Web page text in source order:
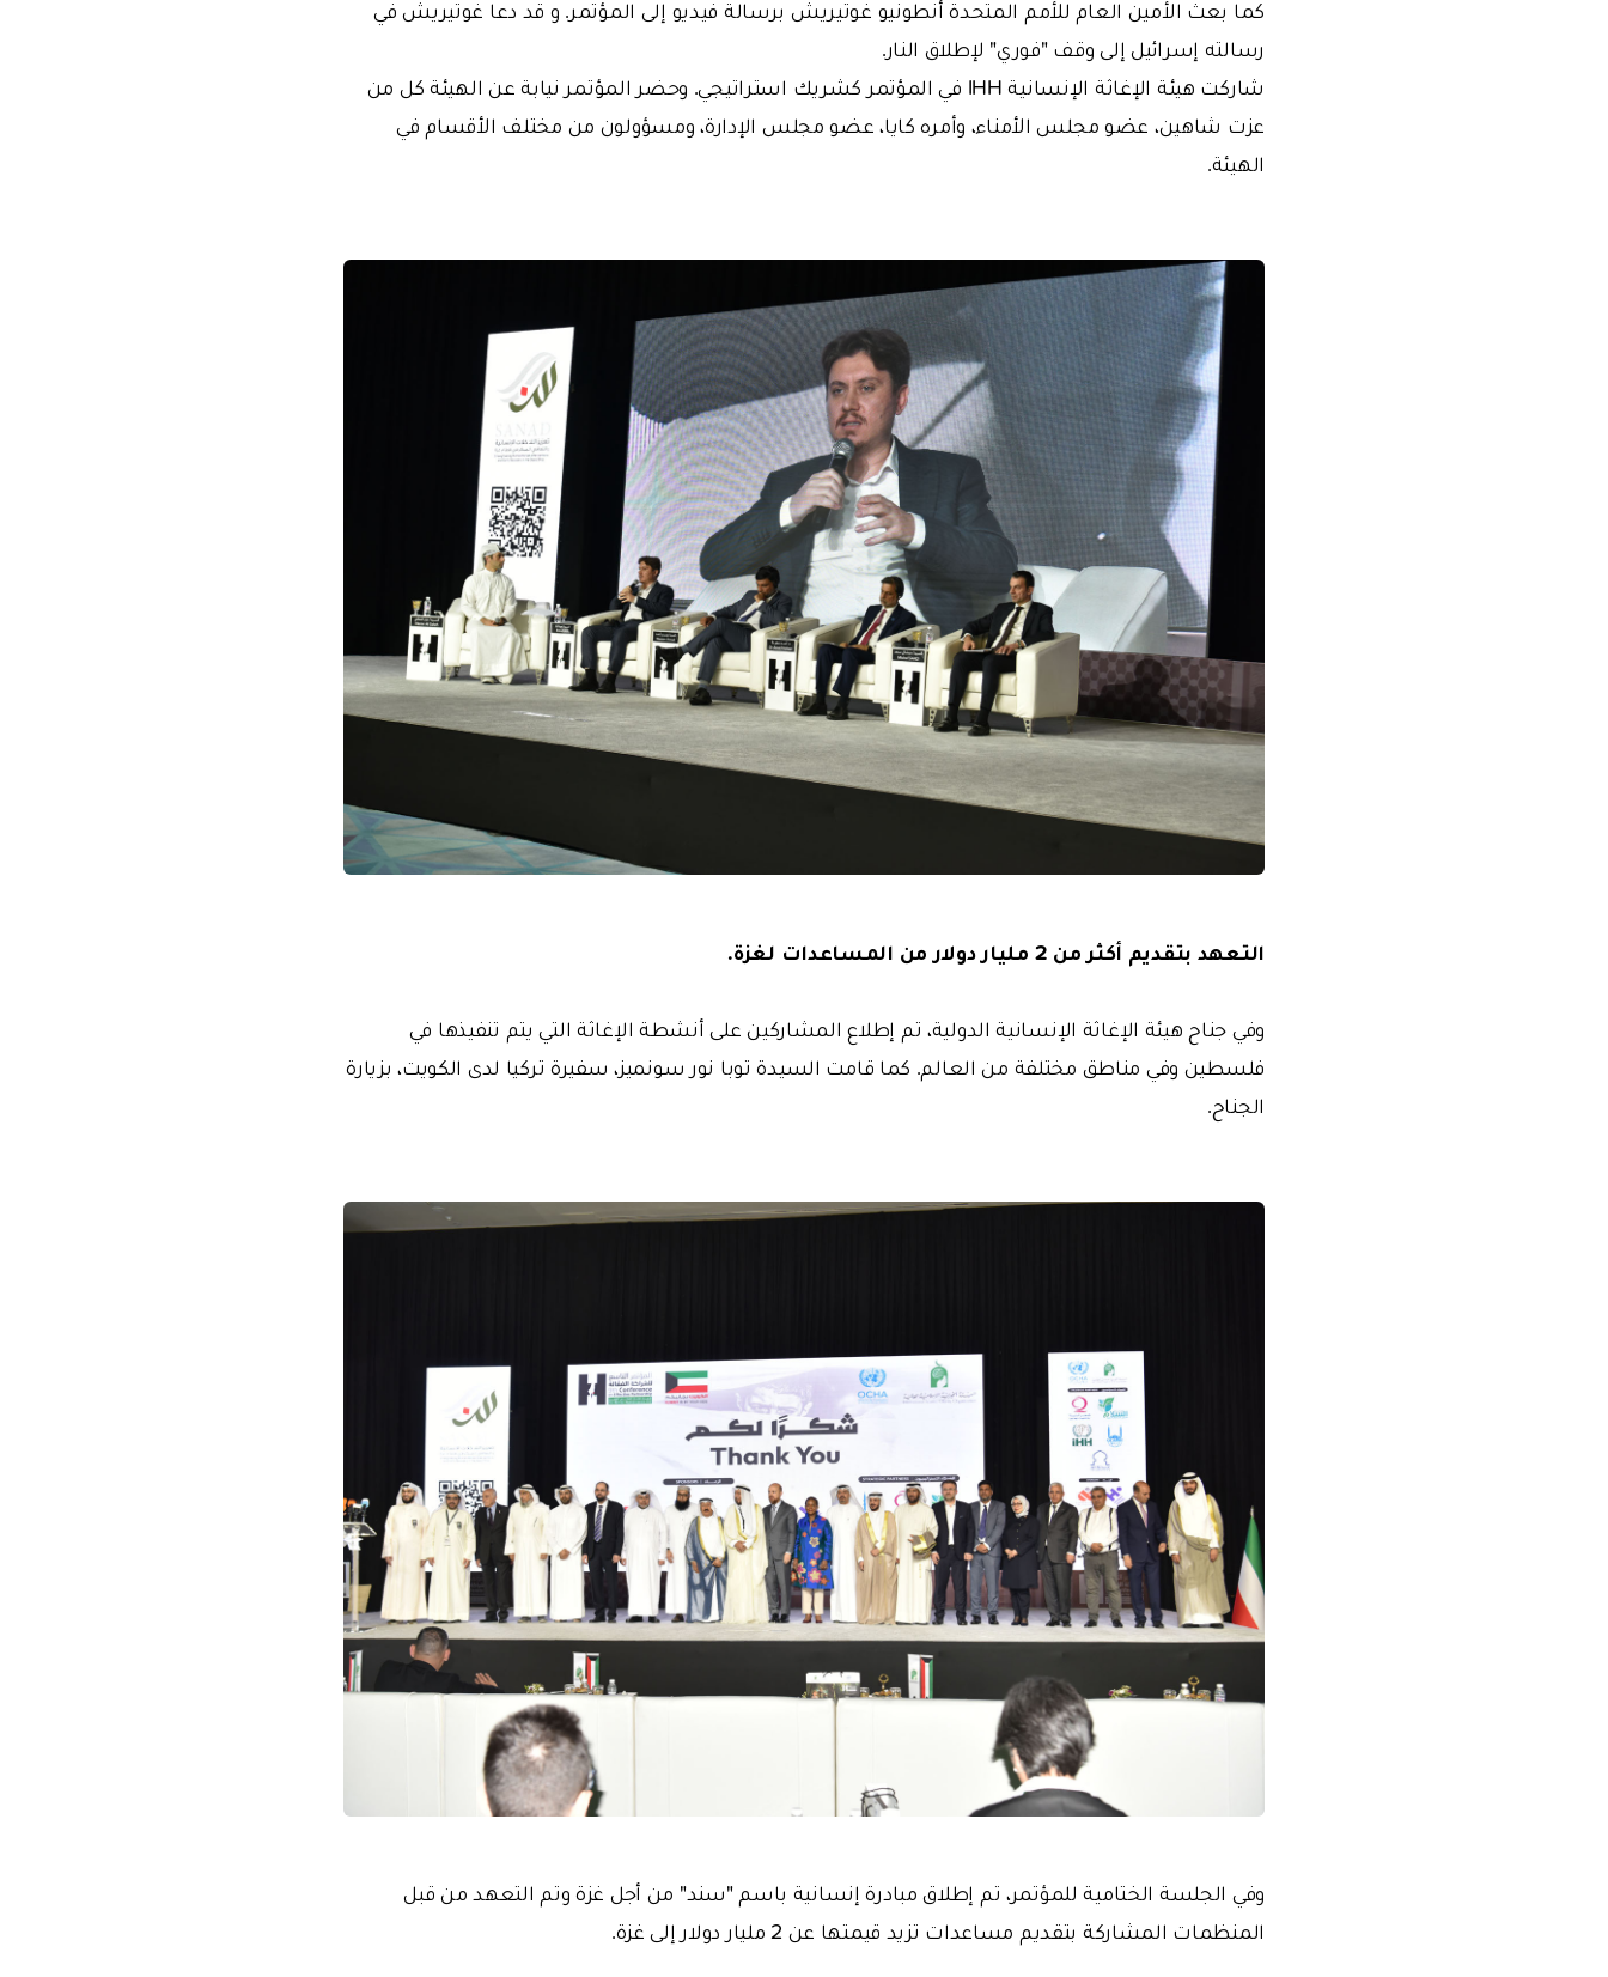
كما بعث الأمين العام للأمم المتحدة أنطونيو غوتيريش برسالة فيديو إلى المؤتمر. و قد دعا غوتيريش في
رسالته إسرائيل إلى وقف "فوري" لإطلاق النار.
شاركت هيئة الإغاثة الإنسانية IHH في المؤتمر كشريك استراتيجي. وحضر المؤتمر نيابة عن الهيئة كل من
عزت شاهين، عضو مجلس الأمناء، وأمره كايا، عضو مجلس الإدارة، ومسؤولون من مختلف الأقسام في
الهيئة.
التعهد بتقديم أكثر من 2 مليار دولار من المساعدات لغزة.
وفي جناح هيئة الإغاثة الإنسانية الدولية، تم إطلاع المشاركين على أنشطة الإغاثة التي يتم تنفيذها في
فلسطين وفي مناطق مختلفة من العالم. كما قامت السيدة توبا نور سونميز، سفيرة تركيا لدى الكويت، بزيارة
الجناح.
وفي الجلسة الختامية للمؤتمر، تم إطلاق مبادرة إنسانية باسم "سند" من أجل غزة وتم التعهد من قبل
المنظمات المشاركة بتقديم مساعدات تزيد قيمتها عن 2 مليار دولار إلى غزة.